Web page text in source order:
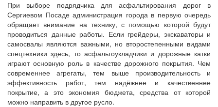
При выборе подрядчика для асфальтирования дорог в
Сергиевом Посаде администрация города в первую очередь
обращает внимание на технику, с помощью которой будут
проводиться данные работы. Если грейдеры, экскаваторы и
самосвалы являются важными, но второстепенными видами
спецтехники здесь, то асфальтоукладчики и дорожные катки
играют основную роль в качестве дорожного покрытия. Чем
современнее агрегаты, тем выше производительность и
эффективность работ, тем надёжнее и качественнее
покрытие, а это экономия бюджета, средства от которой
можно направить в другое русло.